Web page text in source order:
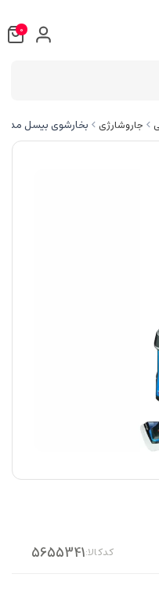
جاروشارژی بخارشوی بیسل مدل ۱۸۹۷E
کدکالا:
0